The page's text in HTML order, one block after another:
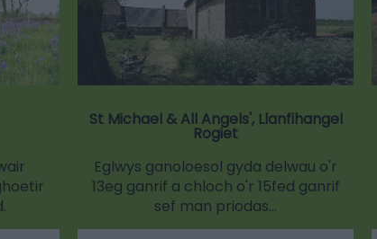
St Michael & All Angels', Llanfihangel
Rogiet
Eglwys ganoloesol gyda delwau o'r
13eg ganrif a chloch o'r 15fed ganrif
sef man priodas…